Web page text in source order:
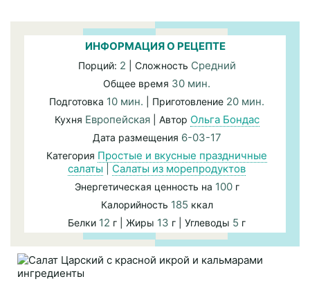
ИНФОРМАЦИЯ О РЕЦЕПТЕ
Порций: 2 | Сложность Средний
Общее время 30 мин.
Подготовка 10 мин. | Приготовление 20 мин.
Кухня Европейская| Автор Ольга Бондас
Дата размещения 6-03-17
Категория Простые и вкусные праздничные
салаты
Салаты из морепродуктов
Энергетическая ценность на 100г
Калорийность 185 ккал
Белки 12 г | Жиры 13 г | Углеводы 5 г